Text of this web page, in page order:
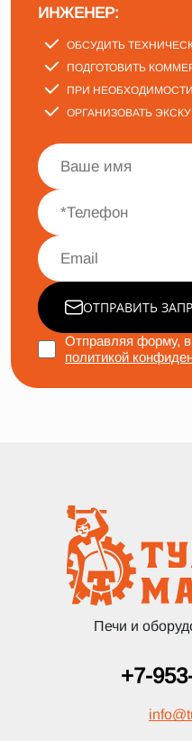
ИНЖЕНЕР:
ОБСУДИТЬ
ПОДГОТОВИТЬ
ПРИ
ОРГАНИЗОВАТЬ
ОТПРАВИТЬ
Отправляя форму,
политикой
Печи и
+7-
info@